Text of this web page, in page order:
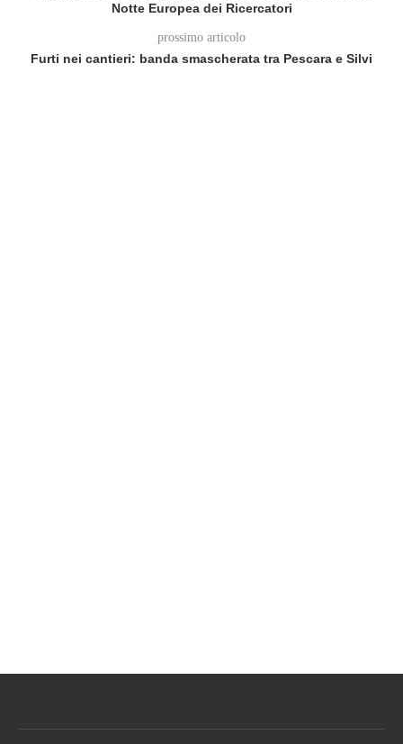
Notte Europea dei Ricercatori
prossimo articolo
Furti nei cantieri: banda smascherata tra Pescara e Silvi